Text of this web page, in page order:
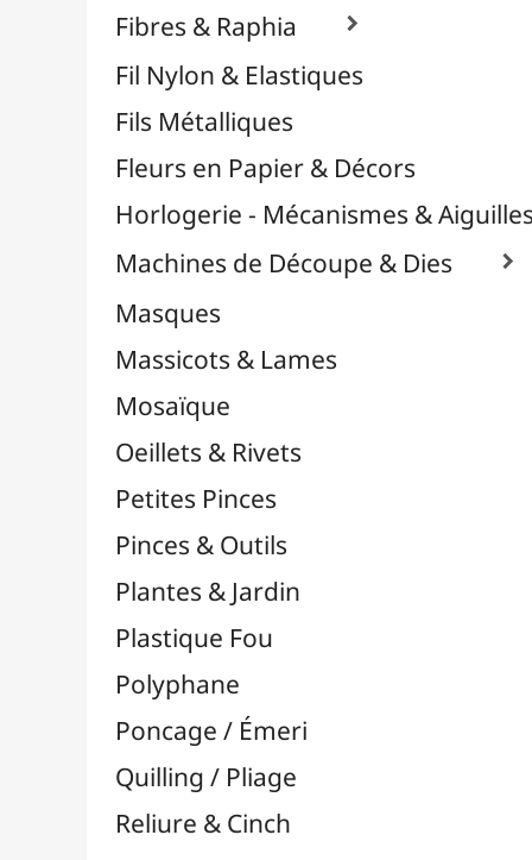
Confettis
Paillettes
Perles
Stickers / Gommettes
Strass / Pierres Décoratives
Serviettes
Sublimation
Supports en Cercles
Tampons et Encreurs 
Washi Tape / Masking Tape
Vinyles & Flex 
Médiums, Vernis & Colles
Modelage / Sculpture
Peintures / Couleurs
Pinceaux & Outils
Résines / Moulage
Supports Dessin & Peinture
Transport / Rangement
Vannerie / Rotin
Papeterie & Bureau